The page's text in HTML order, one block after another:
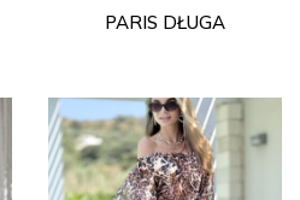
PARIS DŁUGA